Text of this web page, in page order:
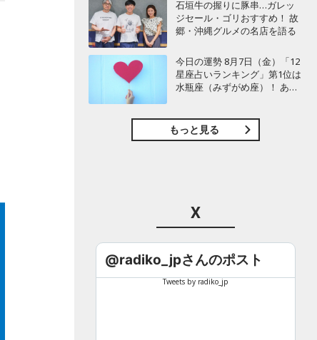
石垣牛の握りに豚串…ガレッ
ジセール・ゴリおすすめ！ 故
郷・沖縄グルメの名店を語る
今日の運勢 8月7日（金）「12
星座占いランキング」第1位は
水瓶座（みずがめ座）！ あな
もっと見る
X
@radiko_jpさんのポスト
Tweets by radiko_jp